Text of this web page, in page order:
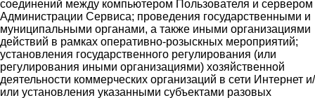
соединений между компьютером Пользователя и сервером
Администрации Сервиса; проведения государственными и
муниципальными органами, а также иными организациями
действий в рамках оперативно-розыскных мероприятий;
установления государственного регулирования (или
регулирования иными организациями) хозяйственной
деятельности коммерческих организаций в сети Интернет и/
или установления указанными субъектами разовых